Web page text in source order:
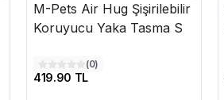
M-Pets Air Hug Şişirilebilir
Koruyucu Yaka Tasma S
(0)
419.90 TL